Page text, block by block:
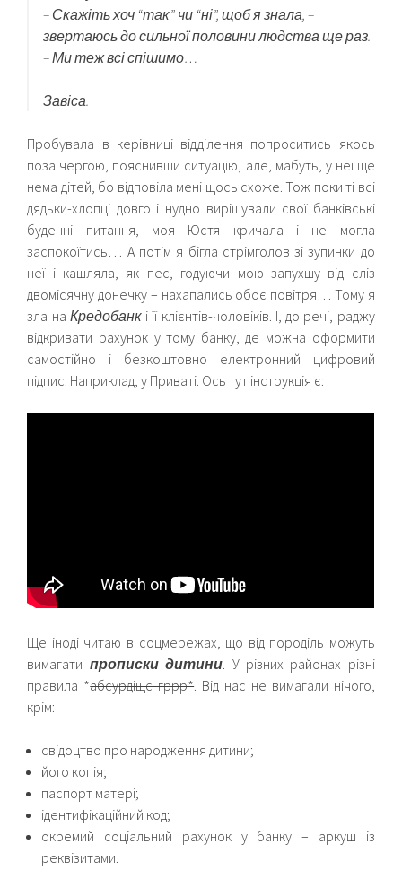
– Скажіть хоч “так” чи “ні”, щоб я знала, –
звертаюсь до сильної половини людства ще раз.
– Ми теж всі спішимо…
Завіса.
Пробувала в керівниці відділення попроситись якось
поза чергою, пояснивши ситуацію, але, мабуть, у неї ще
нема дітей, бо відповіла мені щось схоже. Тож поки ті всі
дядьки-хлопці довго і нудно вирішували свої банківські
буденні питання, моя Юстя кричала і не могла
заспокоїтись… А потім я бігла стрімголов зі зупинки до
неї і кашляла, як пес, годуючи мою запухшу від сліз
двомісячну донечку – нахапались обоє повітря… Тому я
зла на Кредобанкі її клієнтів-чоловіків. І, до речі, раджу
відкривати рахунок у тому банку, де можна оформити
самостійно і безкоштовно електронний цифровий
підпис. Наприклад, у Приваті. Ось тут інструкція є:
Ще іноді читаю в соцмережах, що від породіль можуть
вимагати прописки дитини . У різних районах різні
правила *абсурдіщє гррр*. Від нас не вимагали нічого,
крім:
свідоцтво про народження дитини;
його копія;
паспорт матері;
ідентифікаційний код;
окремий соціальний рахунок у банку – аркуш із
реквізитами.